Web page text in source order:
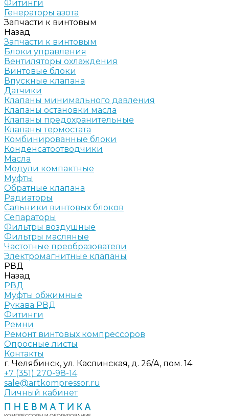
Фитинги
Генераторы азота
Запчасти к винтовым
Назад
Запчасти к винтовым
Блоки управления
Вентиляторы охлаждения
Винтовые блоки
Впускные клапана
Датчики
Клапаны минимального давления
Клапаны остановки масла
Клапаны предохранительные
Клапаны термостата
Комбинированные блоки
Конденсатоотводчики
Масла
Модули компактные
Муфты
Обратные клапана
Радиаторы
Сальники винтовых блоков
Сепараторы
Фильтры воздушные
Фильтры масляные
Частотные преобразователи
Электромагнитные клапаны
РВД
Назад
РВД
Муфты обжимные
Рукава РВД
Фитинги
Ремни
Ремонт винтовых компрессоров
Опросные листы
Контакты
г. Челябинск, ул. Каслинская, д. 26/А, пом. 14
+7 (351) 270-98-14
sale@artkompressor.ru
Личный кабинет